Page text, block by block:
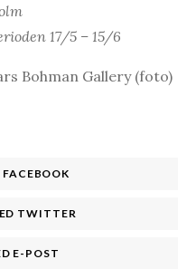
17/5 – 15/6
Bohman Gallery (foto)
FACEBOOK
TWITTER
E-POST